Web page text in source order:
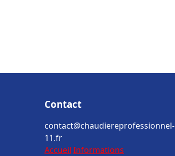
Contact
contact@chaudiereprofessionnel-
11.fr
Accueil Informations